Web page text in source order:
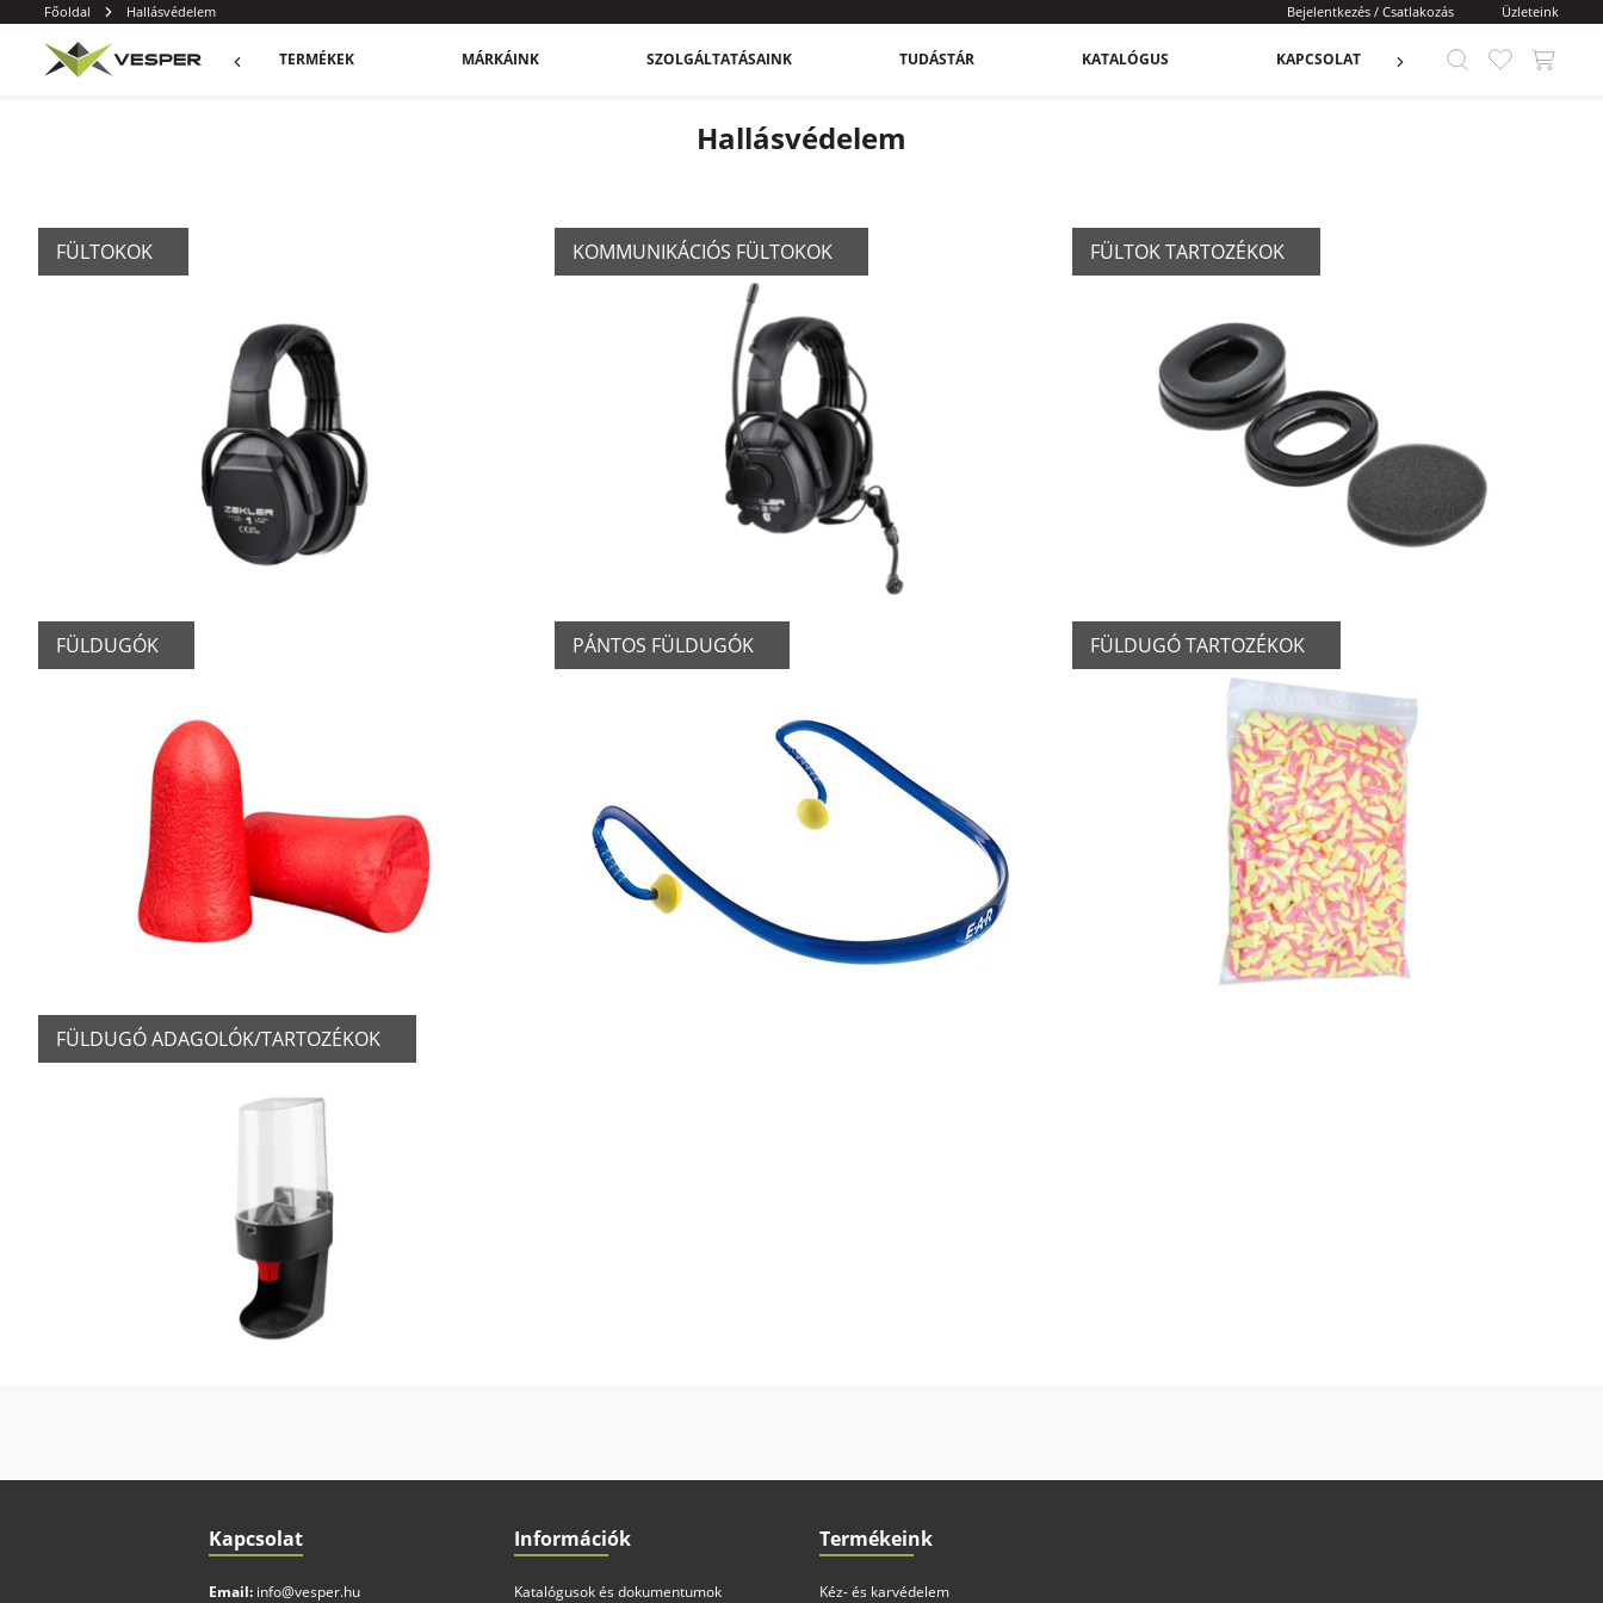
Főoldal Hallásvédelem Bejelentkezés / Csatlakozás Üzleteink
TERMÉKEK MÁRKÁINK SZOLGÁLTATÁSAINK TUDÁSTÁR KATALÓGUS KAPCSOLAT
Hallásvédelem
FÜLTOKOK KOMMUNIKÁCIÓS FÜLTOKOK FÜLTOK TARTOZÉKOK
FÜLDUGÓK PÁNTOS FÜLDUGÓK FÜLDUGÓ TARTOZÉKOK
FÜLDUGÓ ADAGOLÓK/TARTOZÉKOK
Kapcsolat
Email: info@vesper.hu
Információk
Katalógusok és dokumentumok
Termékeink
Kéz- és karvédelem